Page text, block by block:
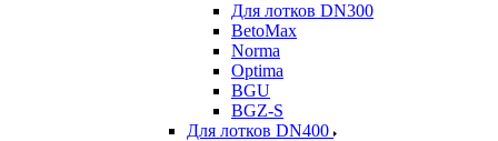
Для лотков DN300
BetoMax
Norma
Optima
BGU
BGZ-S
Для лотков DN400